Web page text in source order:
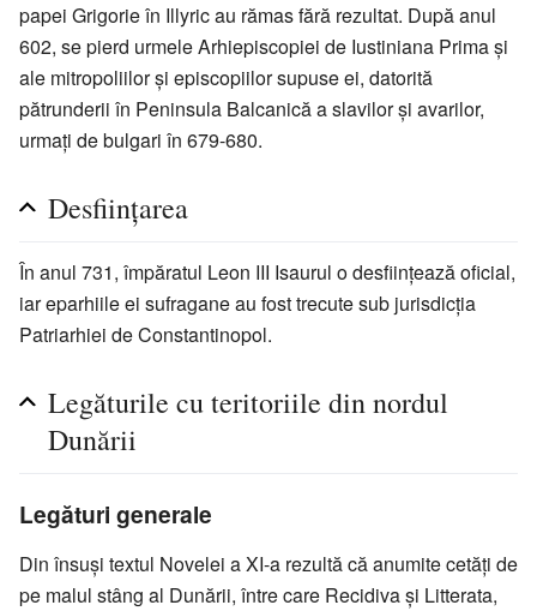
papei Grigorie în Illyric au rămas fără rezultat. După anul
602, se pierd urmele Arhiepiscopiei de Iustiniana Prima și
ale mitropoliilor și episcopiilor supuse ei, datorită
pătrunderii în Peninsula Balcanică a slavilor și avarilor,
urmați de bulgari în 679-680.
Desființarea
În anul 731, împăratul Leon III Isaurul o desființează oficial,
iar eparhiile ei sufragane au fost trecute sub jurisdicția
Patriarhiei de Constantinopol.
Legăturile cu teritoriile din nordul
Dunării
Legături generale
Din însuși textul Novelei a XI-a rezultă că anumite cetăți de
pe malul stâng al Dunării, între care Recidiva și Litterata,